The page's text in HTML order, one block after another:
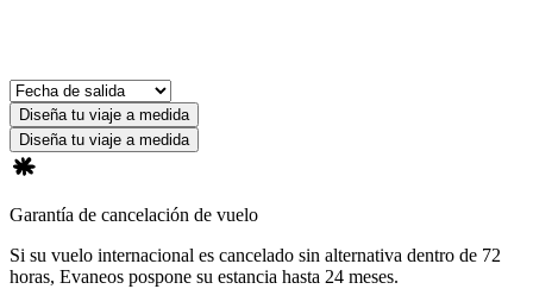
Diseña tu viaje a medida
Diseña tu viaje a medida
Garantía de cancelación de vuelo
Si su vuelo internacional es cancelado sin alternativa dentro de 72
horas, Evaneos pospone su estancia hasta 24 meses.